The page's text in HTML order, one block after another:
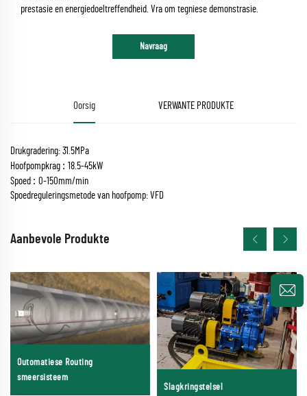
prestasie en energiedoeltreffendheid. Vra om tegniese demonstrasie.
Navraag
Oorsig VERWANTE PRODUKTE
Drukgradering: 31.5MPa
Hoofpompkrag : 18.5-45kW
Spoed : 0-150mm/min
Spoedreguleringsmetode van hoofpomp: VFD
Aanbevole Produkte
Outomatiese Routing
smeersisteem
Slagkringstelsel